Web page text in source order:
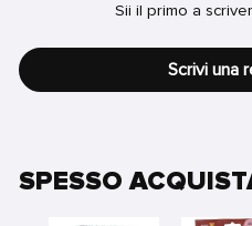
Sii il primo a
Scrivi una
SPESSO